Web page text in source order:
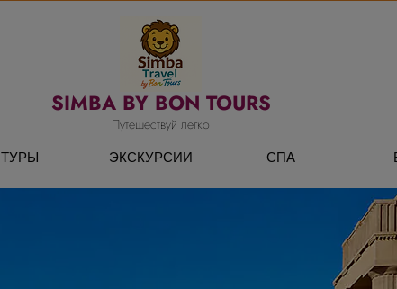
Путешествуй легко
SIMBA BY BON TOURS
ТУРЫ ЭКСКУРСИИ СПА